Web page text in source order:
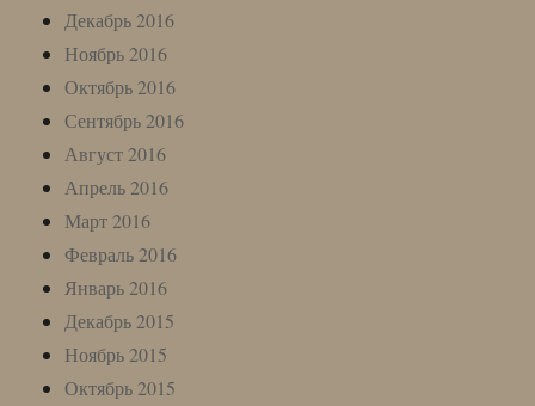
Декабрь 2016
Ноябрь 2016
Октябрь 2016
Сентябрь 2016
Август 2016
Апрель 2016
Март 2016
Февраль 2016
Январь 2016
Декабрь 2015
Ноябрь 2015
Октябрь 2015